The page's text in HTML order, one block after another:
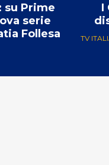
su Prime
serie
Follesa
I
TV